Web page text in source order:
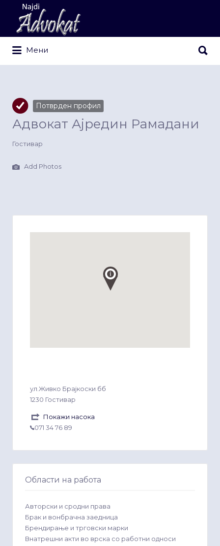
Search
for:
Мени
for:
Потврден профил
Адвокат Ајредин Рамадани
Гостивар
Add Photos
ул.Живко Брајкоски бб
1230 Гостивар
Покажи насока
071 34 76 89
Области на работа
Авторски и сродни права
Брак и вонбрачна заедница
Брендирање и трговски марки
Внатрешни акти во врска со работни односи